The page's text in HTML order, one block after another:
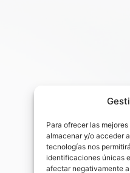
Para ofrecer las
almacenar y/o acceder
tecnologías nos
identificaciones únicas
afectar negativamente